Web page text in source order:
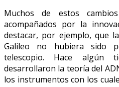
Muchos de estos
acompañados por la
destacar, por ejemplo, que
Galileo no hubiera sido
telescopio. Hace algún
desarrollaron la teoría del
los instrumentos con los